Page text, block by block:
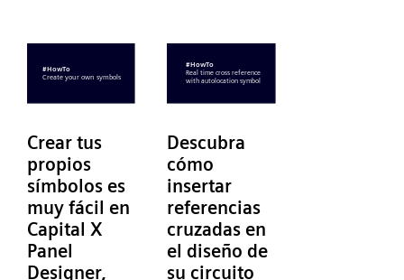
Crear tus
propios
símbolos es
muy fácil en
Capital X
Panel
Designer,
Descubra
cómo
insertar
referencias
cruzadas en
el diseño de
su circuito